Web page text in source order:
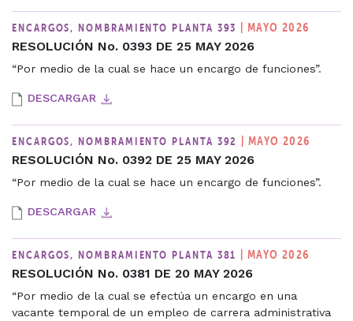
ENCARGOS, NOMBRAMIENTO PLANTA 393 | MAYO 2026
RESOLUCIÓN No. 0393 DE 25 MAY 2026
“Por medio de la cual se hace un encargo de funciones”.
DESCARGAR
ENCARGOS, NOMBRAMIENTO PLANTA 392 | MAYO 2026
RESOLUCIÓN No. 0392 DE 25 MAY 2026
“Por medio de la cual se hace un encargo de funciones”.
DESCARGAR
ENCARGOS, NOMBRAMIENTO PLANTA 381 | MAYO 2026
RESOLUCIÓN No. 0381 DE 20 MAY 2026
“Por medio de la cual se efectúa un encargo en una
vacante temporal de un empleo de carrera administrativa